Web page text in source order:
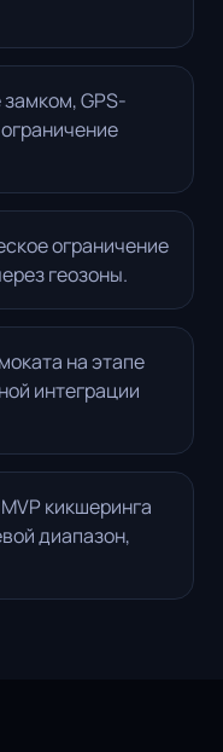
GPS-
ограничение
геозоны.
на этапе
интеграции
кикшеринга
диапазон,